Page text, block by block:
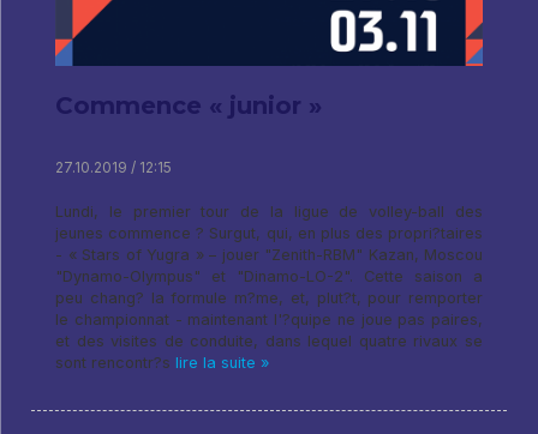
Commence « junior »
27.10.2019 / 12:15
Lundi, le premier tour de la ligue de volley-ball des
jeunes commence ? Surgut, qui, en plus des propri?taires
- « Stars of Yugra » – jouer "Zenith-RBM" Kazan, Moscou
"Dynamo-Olympus" et "Dinamo-LO-2". Cette saison a
peu chang? la formule m?me, et, plut?t, pour remporter
le championnat - maintenant l'?quipe ne joue pas paires,
et des visites de conduite, dans lequel quatre rivaux se
sont rencontr?s lire la suite »